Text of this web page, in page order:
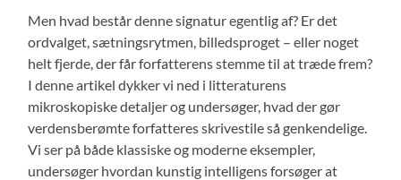
Men hvad består denne signatur egentlig af? Er det
ordvalget, sætningsrytmen, billedsproget – eller noget
helt fjerde, der får forfatterens stemme til at træde frem?
I denne artikel dykker vi ned i litteraturens
mikroskopiske detaljer og undersøger, hvad der gør
verdensberømte forfatteres skrivestile så genkendelige.
Vi ser på både klassiske og moderne eksempler,
undersøger hvordan kunstig intelligens forsøger at